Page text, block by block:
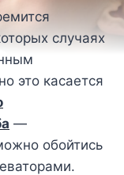
случаях
это касается
—
обойтись